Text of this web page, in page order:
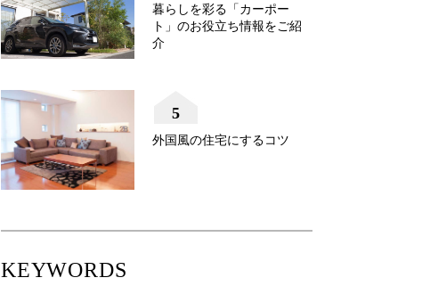
暮らしを彩る「カーポー
ト」のお役立ち情報をご紹
介
5
外国風の住宅にするコツ
KEYWORDS